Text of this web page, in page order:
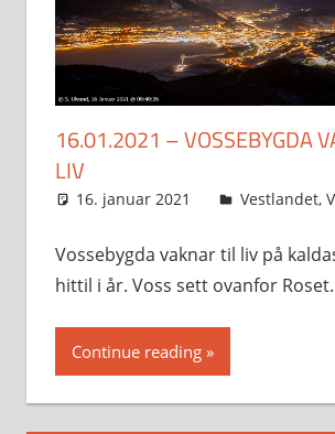
16.01.2021 – VOSSEBYGDA
LIV
16. januar 2021 Svein
Vestlandet,
Vossebygda vaknar til liv på
hittil i år. Voss sett ovanfor Roset.
Continue reading